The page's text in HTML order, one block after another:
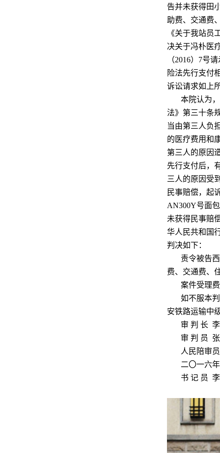
告并未获得田
助费、交通费
《关于我站员
决关于冯朴医
（2016）7号
险法先行支付
诉讼请求如上
本院认为
法》第三十条
当由第三人负
的医疗费用和
第三人的原因
先行支付后，
三人的原因受
民事赔偿，起
AN300Y号面
未获得民事赔
华人民共和国
判决如下：
责令被告
费、交通费、
案件受理费
如不服本
安铁路运输中
审 判 长
审 判 员
张
人民陪审员
二〇一六
书 记 员